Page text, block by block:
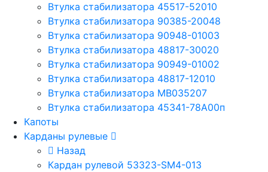
Втулка стабилизатора 45517-52010
Втулка стабилизатора 90385-20048
Втулка стабилизатора 90948-01003
Втулка стабилизатора 48817-30020
Втулка стабилизатора 90949-01002
Втулка стабилизатора 48817-12010
Втулка стабилизатора MB035207
Втулка стабилизатора 45341-78A00п
Капоты
Карданы рулевые
Назад
Кардан рулевой 53323-SM4-013